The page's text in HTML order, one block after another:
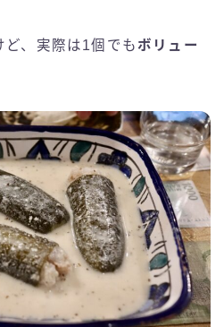
ど、実際は1個でもボリュー